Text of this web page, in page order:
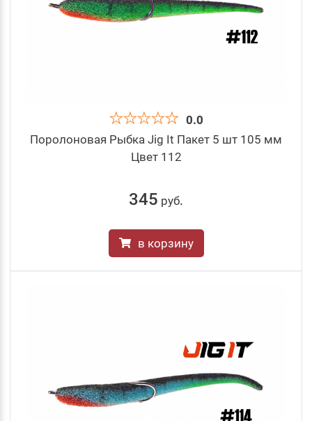
0.0
Поролоновая Рыбка Jig It Пакет 5 шт 105 мм
Цвет 112
345 руб.
в корзину